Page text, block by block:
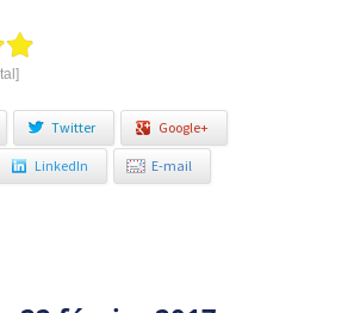
Twitter Google+
LinkedIn E-mail